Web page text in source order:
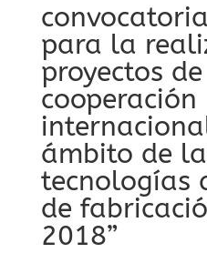
para la
proyectos
cooperación
ámbito de
tecnologías
de
2018”